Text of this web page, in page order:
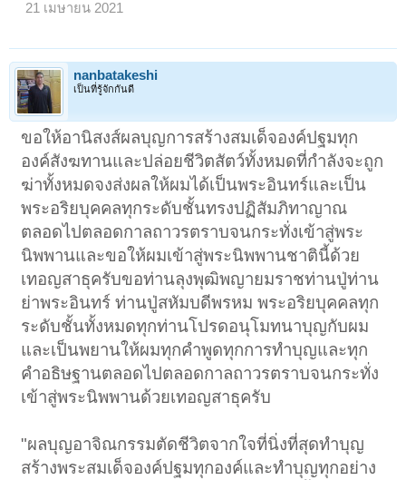
21 เมษายน 2021
nanbatakeshi
เป็นที่รู้จักกันดี
ขอให้อานิสงส์ผลบุญการสร้างสมเด็จองค์ปฐมทุก
องค์สังฆทานและปล่อยชีวิตสัตว์ทั้งหมดที่กำลังจะถูก
ฆ่าทั้งหมดจงส่งผลให้ผมได้เป็นพระอินทร์และเป็น
พระอริยบุคคลทุกระดับชั้นทรงปฏิสัมภิทาญาณ
ตลอดไปตลอดกาลถาวรตราบจนกระทั่งเข้าสู่พระ
นิพพานและขอให้ผมเข้าสู่พระนิพพานชาตินี้ด้วย
เทอญสาธุครับขอท่านลุงพุฒิพญายมราชท่านปู่ท่าน
ย่าพระอินทร์ ท่านปู่สหัมบดีพรหม พระอริยบุคคลทุก
ระดับชั้นทั้งหมดทุกท่านโปรดอนุโมทนาบุญกับผม
และเป็นพยานให้ผมทุกคำพูดทุกการทำบุญและทุก
คำอธิษฐานตลอดไปตลอดกาลถาวรตราบจนกระทั่ง
เข้าสู่พระนิพพานด้วยเทอญสาธุครับ
"ผลบุญอาจิณกรรมตัดชีวิตจากใจที่นิ่งที่สุดทำบุญ
สร้างพระสมเด็จองค์ปฐมทุกองค์และทำบุญทุกอย่าง